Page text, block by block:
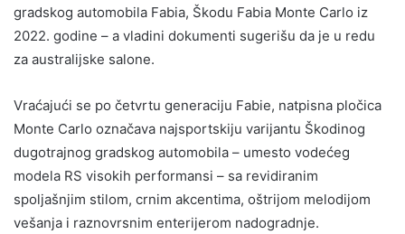
gradskog automobila Fabia, Škodu Fabia Monte Carlo iz
2022. godine – a vladini dokumenti sugerišu da je u redu
za australijske salone.
Vraćajući se po četvrtu generaciju Fabie, natpisna pločica
Monte Carlo označava najsportskiju varijantu Škodinog
dugotrajnog gradskog automobila – umesto vodećeg
modela RS visokih performansi – sa revidiranim
spoljašnjim stilom, crnim akcentima, oštrijom melodijom
vešanja i raznovrsnim enterijerom nadogradnje.